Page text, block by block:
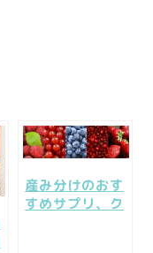
産み分けのおす
すめサプリ、ク